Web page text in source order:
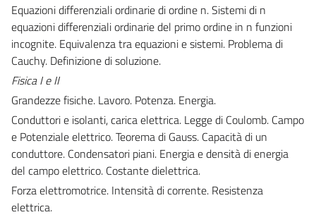
Equazioni differenziali ordinarie di ordine n. Sistemi di n
equazioni differenziali ordinarie del primo ordine in n funzioni
incognite. Equivalenza tra equazioni e sistemi. Problema di
Cauchy. Definizione di soluzione.
Fisica I e II
Grandezze fisiche. Lavoro. Potenza. Energia.
Conduttori e isolanti, carica elettrica. Legge di Coulomb. Campo
e Potenziale elettrico. Teorema di Gauss. Capacità di un
conduttore. Condensatori piani. Energia e densità di energia
del campo elettrico. Costante dielettrica.
Forza elettromotrice. Intensità di corrente. Resistenza
elettrica.